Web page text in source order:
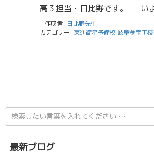
作成者: 日比野先生
カテゴリー: 東進衛星予備校 岐阜金宝町校
検
索
結
果:
最新ブログ